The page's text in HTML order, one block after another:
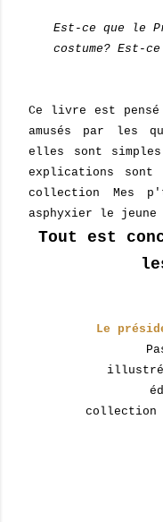
Est-ce que le
costume? Est-
Ce livre est
amusés par les
elles sont
explications
collection Mes
asphyxier le
Tout est
Le
illustré
collection